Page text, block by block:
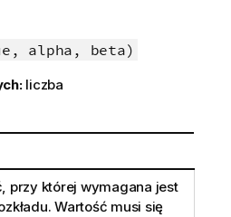
alpha, beta)
liczba
przy której wymagana jest
Wartość musi się